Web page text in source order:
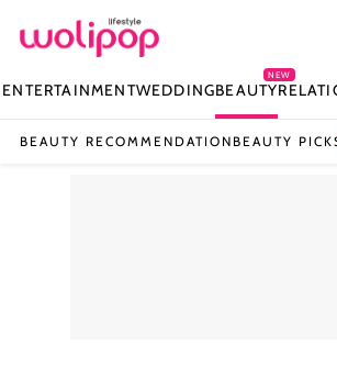
ENTERTAINMENTWEDDINGBEAUTY
NEW
BEAUTY RECOMMENDATION BEAUTY